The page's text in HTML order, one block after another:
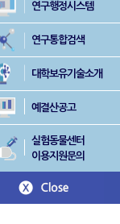
연구행정시스템
연구통합검색
대학보유기술소개
예결산공고
실험동물센터
이용지원문의